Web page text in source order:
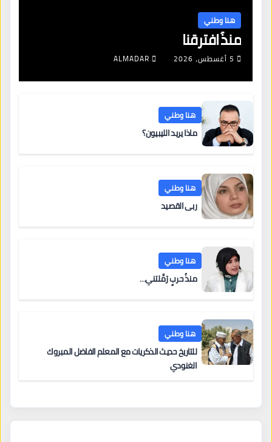
هنا وطني
منذُ افترقنا
5 أغسطس، 2026 ALMADAR
هنا وطني
ماذا يريد الليبيون؟
هنا وطني
ربى القصيد
هنا وطني
منذُ حربٍ رَمَّلتني…
هنا وطني
للتاريخ حديث الذكريات مع المعلم الفاضل المبروك
الغنودي